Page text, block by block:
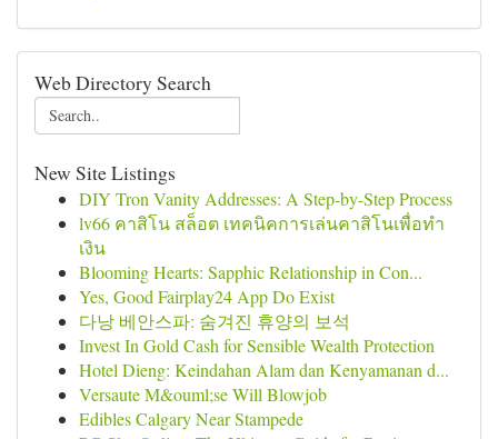
Web Directory Search
New Site Listings
DIY Tron Vanity Addresses: A Step-by-Step Process
lv66 คาสิโน สล็อต เทคนิคการเล่นคาสิโนเพื่อทำ
เงิน
Blooming Hearts: Sapphic Relationship in Con...
Yes, Good Fairplay24 App Do Exist
다낭 베안스파: 숨겨진 휴양의 보석
Invest In Gold Cash for Sensible Wealth Protection
Hotel Dieng: Keindahan Alam dan Kenyamanan d...
Versaute M&ouml;se Will Blowjob
Edibles Calgary Near Stampede